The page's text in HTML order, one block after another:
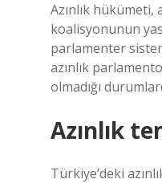
Azınlık hükümeti,
koalisyonunun
parlamenter
azınlık
olmadığı
Azınlık
Türkiye’deki